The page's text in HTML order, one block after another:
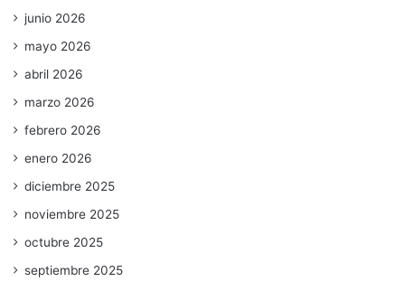
junio 2026
mayo 2026
abril 2026
marzo 2026
febrero 2026
enero 2026
diciembre 2025
noviembre 2025
octubre 2025
septiembre 2025